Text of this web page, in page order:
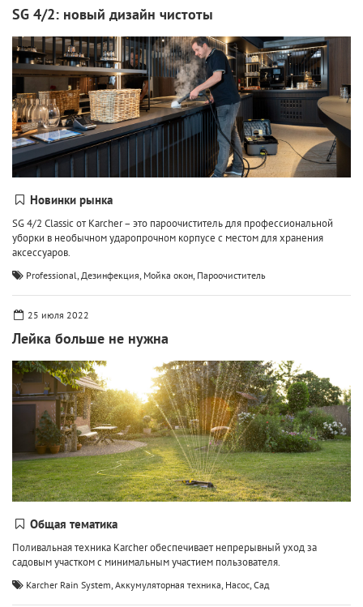
SG 4/2: новый дизайн чистоты
Новинки рынка
SG 4/2 Classic от Karcher – это пароочиститель для профессиональной
уборки в необычном ударопрочном корпусе с местом для хранения
аксессуаров.
Professional, Дезинфекция, Мойка окон, Пароочиститель
25 июля 2022
Лейка больше не нужна
Общая тематика
Поливальная техника Karcher обеспечивает непрерывный уход за
садовым участком с минимальным участием пользователя.
Karcher Rain System,Аккумуляторная техника, Насос,Сад